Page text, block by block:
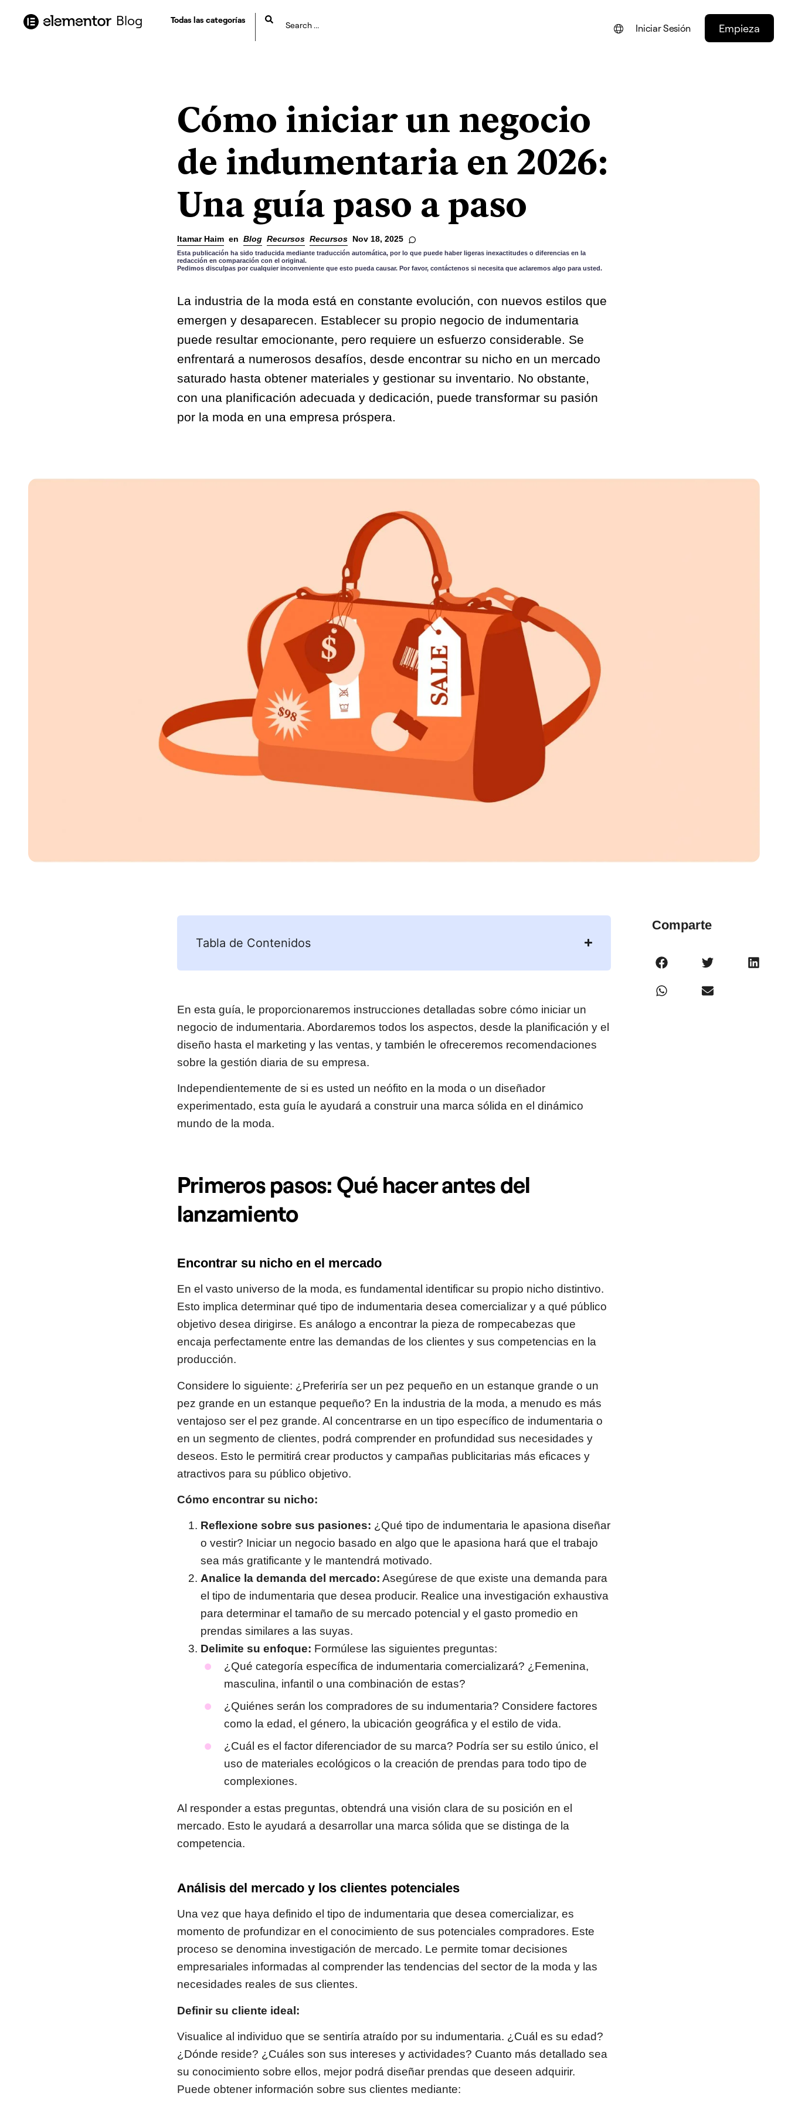
Blog Todas las categorías
DEUTSCH
PORTUGUÊS
Iniciar Sesión Empieza
Cómo iniciar un negocio
de indumentaria en 2026:
Una guía paso a paso
Itamar Haim en Blog Recursos Recursos Nov 18, 2025
Esta publicación ha sido traducida mediante traducción automática, por lo que puede haber ligeras inexactitudes o diferencias en la
redacción en comparación con el original.
Pedimos disculpas por cualquier inconveniente que esto pueda causar. Por favor, contáctenos si necesita que aclaremos algo para usted.
La industria de la moda está en constante evolución, con nuevos estilos que
emergen y desaparecen. Establecer su propio negocio de indumentaria
puede resultar emocionante, pero requiere un esfuerzo considerable. Se
enfrentará a numerosos desafíos, desde encontrar su nicho en un mercado
saturado hasta obtener materiales y gestionar su inventario. No obstante,
con una planificación adecuada y dedicación, puede transformar su pasión
por la moda en una empresa próspera.
Tabla de Contenidos
En esta guía, le proporcionaremos instrucciones detalladas sobre cómo iniciar un
negocio de indumentaria. Abordaremos todos los aspectos, desde la planificación y el
diseño hasta el marketing y las ventas, y también le ofreceremos recomendaciones
sobre la gestión diaria de su empresa.
Independientemente de si es usted un neófito en la moda o un diseñador
experimentado, esta guía le ayudará a construir una marca sólida en el dinámico
mundo de la moda.
Primeros pasos: Qué hacer antes del
lanzamiento
Encontrar su nicho en el mercado
En el vasto universo de la moda, es fundamental identificar su propio nicho distintivo.
Esto implica determinar qué tipo de indumentaria desea comercializar y a qué público
objetivo desea dirigirse. Es análogo a encontrar la pieza de rompecabezas que
encaja perfectamente entre las demandas de los clientes y sus competencias en la
producción.
Considere lo siguiente: ¿Preferiría ser un pez pequeño en un estanque grande o un
pez grande en un estanque pequeño? En la industria de la moda, a menudo es más
ventajoso ser el pez grande. Al concentrarse en un tipo específico de indumentaria o
en un segmento de clientes, podrá comprender en profundidad sus necesidades y
deseos. Esto le permitirá crear productos y campañas publicitarias más eficaces y
atractivos para su público objetivo.
Cómo encontrar su nicho:
Reflexione sobre sus pasiones: ¿Qué tipo de indumentaria le apasiona diseñar
o vestir? Iniciar un negocio basado en algo que le apasiona hará que el trabajo
sea más gratificante y le mantendrá motivado.
Analice la demanda del mercado: Asegúrese de que existe una demanda para
el tipo de indumentaria que desea producir. Realice una investigación exhaustiva
para determinar el tamaño de su mercado potencial y el gasto promedio en
prendas similares a las suyas.
Delimite su enfoque: Formúlese las siguientes preguntas:
¿Qué categoría específica de indumentaria comercializará? ¿Femenina,
masculina, infantil o una combinación de estas?
¿Quiénes serán los compradores de su indumentaria? Considere factores
como la edad, el género, la ubicación geográfica y el estilo de vida.
¿Cuál es el factor diferenciador de su marca? Podría ser su estilo único, el
uso de materiales ecológicos o la creación de prendas para todo tipo de
complexiones.
Al responder a estas preguntas, obtendrá una visión clara de su posición en el
mercado. Esto le ayudará a desarrollar una marca sólida que se distinga de la
competencia.
Análisis del mercado y los clientes potenciales
Una vez que haya definido el tipo de indumentaria que desea comercializar, es
momento de profundizar en el conocimiento de sus potenciales compradores. Este
proceso se denomina investigación de mercado. Le permite tomar decisiones
empresariales informadas al comprender las tendencias del sector de la moda y las
necesidades reales de sus clientes.
Definir su cliente ideal:
Visualice al individuo que se sentiría atraído por su indumentaria. ¿Cuál es su edad?
¿Dónde reside? ¿Cuáles son sus intereses y actividades? Cuanto más detallado sea
su conocimiento sobre ellos, mejor podrá diseñar prendas que deseen adquirir.
Puede obtener información sobre sus clientes mediante:
Comparte